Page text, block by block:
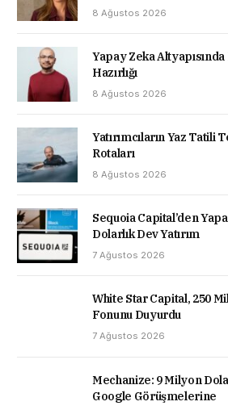
8 Ağustos 2026
Yapay Zeka
Hazırlığı
8 Ağustos 2026
Yatırımcıların Yaz
Rotaları
8 Ağustos 2026
Sequoia Capital’den
Dolarlık Dev Yatırım
7 Ağustos 2026
White Star Capital, 250
Fonunu Duyurdu
7 Ağustos 2026
Mechanize: 9 Milyon
Google Görüşmelerine